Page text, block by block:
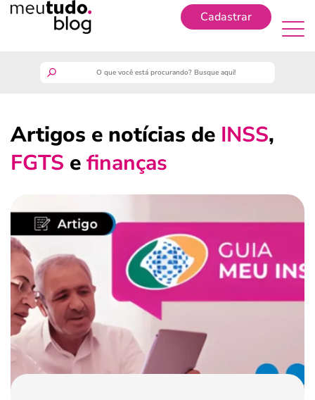
Cadastrar
guia do trabalhador
benefícios
crédito fácil
últimas notícias
ferramentas
Artigos e notícias de INSS,
FGTS efinanças